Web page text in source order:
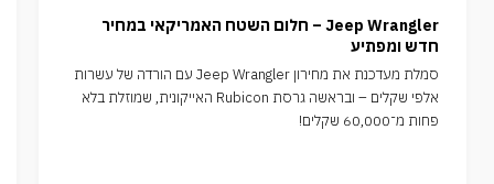
Jeep Wrangler – חלום השטח האמריקאי במחיר
חדש ומפתיע
סמלת מעדכנת את מחירון Jeep Wrangler עם הורדה של עשרות
אלפי שקלים – ובראשה גרסת Rubicon האייקונית, שמוזלת בלא
פחות מ־60,000 שקלים!